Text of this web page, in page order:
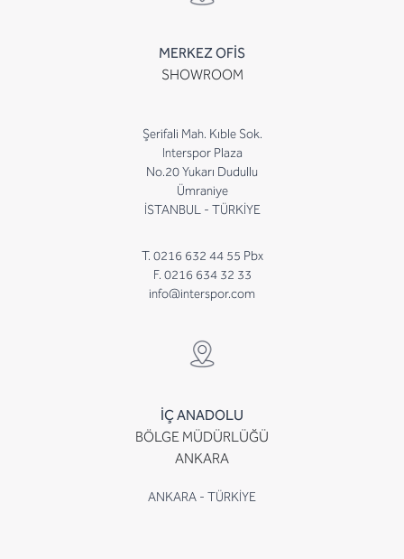
MERKEZ OFİS
SHOWROOM
Şerifali Mah. Kıble Sok.
Interspor Plaza
No.20 Yukarı Dudullu
Ümraniye
İSTANBUL - TÜRKİYE
T. 0216 632 44 55 Pbx
F. 0216 634 32 33
info@interspor.com
İÇ ANADOLU
BÖLGE MÜDÜRLÜĞÜ
ANKARA
ANKARA - TÜRKİYE